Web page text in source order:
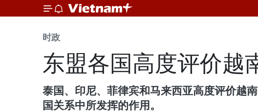
时政
东盟各国高度评价越
泰国、印尼、菲律宾和马来西亚高度评价越
国关系中所发挥的作用。